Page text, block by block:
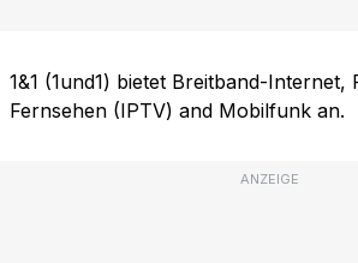
1&1 (1und1) bietet Breitband-Internet,
Fernsehen (IPTV) and Mobilfunk an.
ANZEIGE